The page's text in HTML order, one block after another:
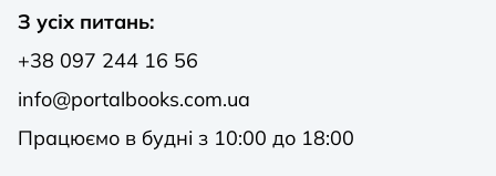
З усіх питань:
+38 097 244 16 56
info@portalbooks.com.ua
Працюємо в будні з 10:00 до 18:00